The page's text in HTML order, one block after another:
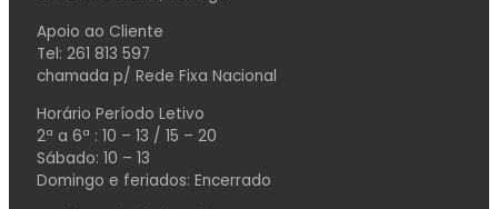
Apoio ao Cliente
Tel: 261 813 597
chamada p/ Rede Fixa Nacional
Horário Período Letivo
2ª a 6ª : 10 – 13 / 15 – 20
Sábado: 10 – 13
Domingo e feriados: Encerrado